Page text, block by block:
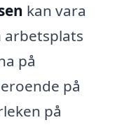
kan vara
arbetsplats
på
på
på